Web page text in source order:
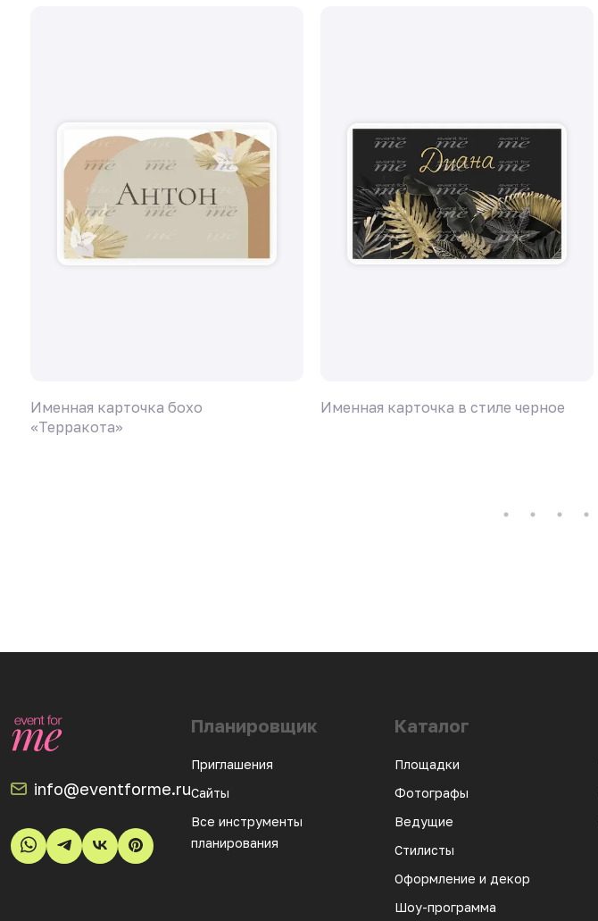
Именная карточка бохо
«Терракота»
Именная карточка в стиле черное
info@eventforme.ru
Планировщик
Приглашения
Сайты
Все инструменты
планирования
Каталог
Площадки
Фотографы
Ведущие
Стилисты
Оформление и декор
Шоу-программа